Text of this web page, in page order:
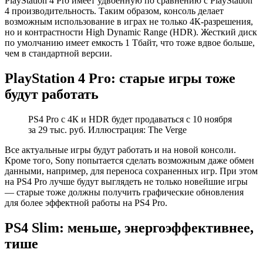
4 производительность. Таким образом, консоль делает
возможным использование в играх не только 4К-разрешения,
но и контрастности High Dynamic Range (HDR). Жесткий диск
по умолчанию имеет емкость 1 Тбайт, что тоже вдвое больше,
чем в стандартной версии.
PlayStation 4 Pro: старые игры тоже
будут работать
PS4 Pro с 4К и HDR будет продаваться с 10 ноября
за 29 тыс. руб. Иллюстрация: The Verge
Все актуальные игры будут работать и на новой консоли.
Кроме того, Sony попытается сделать возможным даже обмен
данными, например, для переноса сохраненных игр. При этом
на PS4 Pro лучше будут выглядеть не только новейшие игры
— старые тоже должны получить графические обновления
для более эффектной работы на PS4 Pro.
PS4 Slim: меньше, энергоэффективнее,
тише